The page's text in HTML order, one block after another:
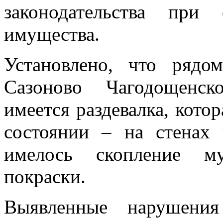
законодательства
имущества.
Установлено, что
Сазоново
имеется раздевалка,
состоянии – на
имелось скопление
покраски.
Выявленные